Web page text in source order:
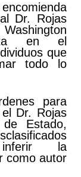
Dr. Rojas
en el
que
todo lo
para
Dr. Rojas
Estado,
inferir la
como autor